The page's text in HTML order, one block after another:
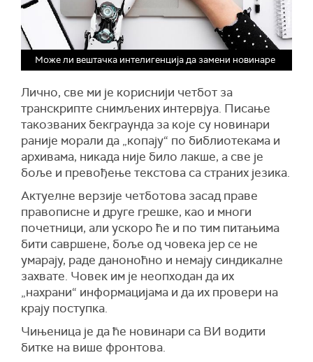
Може ли вештачка интелигенција да замени новинаре
Лично, све ми је кориснији четбот за
транскрипте снимљених интервјуа. Писање
такозваних бекграунда за које су новинари
раније морали да „копају“ по библиотекама и
архивама, никада није било лакше, а све је
боље и превођење текстова са страних језика.
Актуелне верзије четботова засад праве
правописне и друге грешке, као и многи
почетници, али ускоро ће и по тим питањима
бити савршене, боље од човека јер се не
умарају, раде даноноћно и немају синдикалне
захвате. Човек им је неопходан да их
„нахрани“ информацијама и да их провери на
крају поступка.
Чињеница је да ће новинари са ВИ водити
битке на више фронтова.